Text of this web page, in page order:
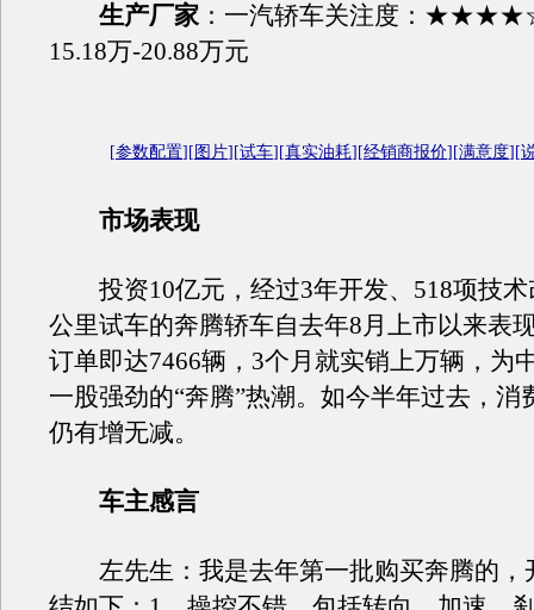
生产厂家 ：一汽轿车关注度：
15.18万-20.88万元
[参数配置][ 图片][试车][真实油耗][经销商报价][满意度][
市场表现
投资10亿元，经过3年开发、518项技术
公里试车的奔腾轿车自去年8月上市以来表
订单即达7466辆，3个月就实销上万辆，为
一股强劲的“奔腾”热潮。如今半年过去，消
仍有增无减。
车主感言
左先生：我是去年第一批购买奔腾的，